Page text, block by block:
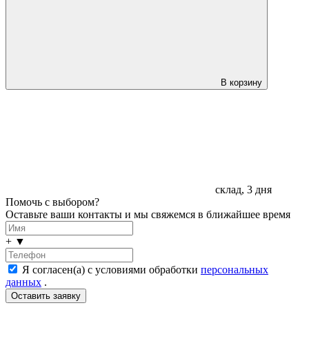
В корзину
склад, 3 дня
Помочь с выбором?
Оставьте ваши контакты и мы свяжемся в ближайшее время
+ ▼
Я согласен(а) с условиями обработки персональных
данных .